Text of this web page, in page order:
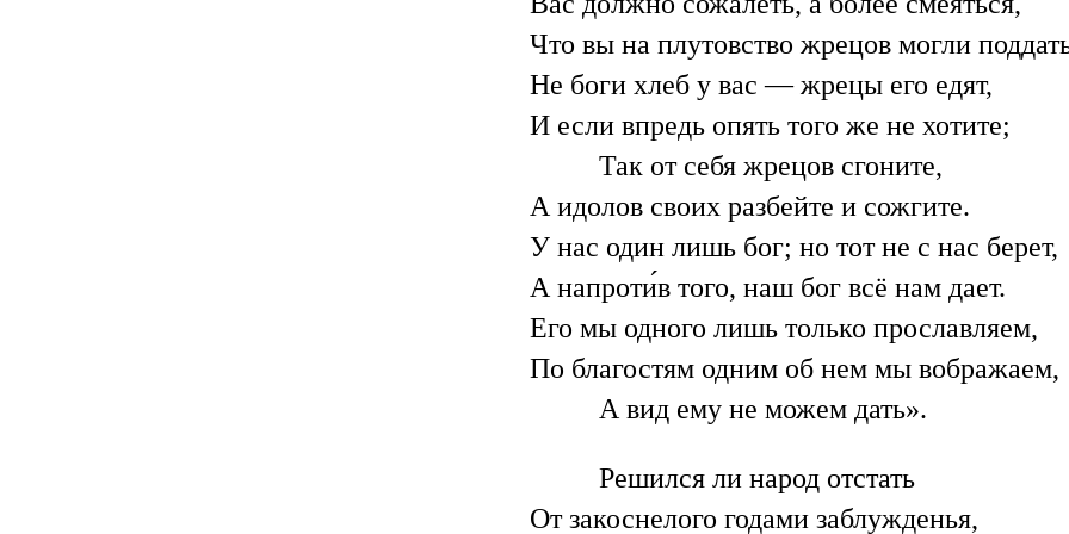
Что вы на плутовство жрецов могли
Не боги хлеб у вас — жрецы его едят,
И если впредь опять того же не хотите;
Так от себя жрецов сгоните,
А идолов своих разбейте и сожгите.
У нас один лишь бог; но тот не с нас берет,
А напроти́в того, наш бог всё нам дает.
Его мы одного лишь только прославляем,
По благостям одним об нем мы вображаем,
А вид ему не можем дать».
Решился ли народ отстать
От закоснелого годами заблужденья,